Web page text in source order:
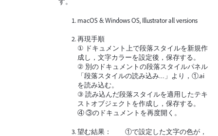
macOS & Windows OS, Illustrator all versions
再現手順
① ドキュメント上で段落スタイルを新規作
成し，文字カラーを設定後，保存する。
② 別のドキュメントの段落スタイルパネル
「段落スタイルの読み込み…」より，①.ai
を読み込む。
③ 読み込んだ段落スタイルを適用したテキ
ストオブジェクトを作成し，保存する。
④ ③のドキュメントを再度開く。
望む結果： ①で設定した文字の色が，